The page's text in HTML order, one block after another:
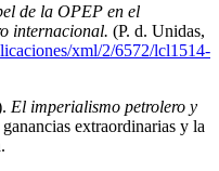
de la OPEP en el
internacional. (P. d. Unidas,
xml/2/6572/lcl1514-
El imperialismo petrolero y
extraordinarias y la